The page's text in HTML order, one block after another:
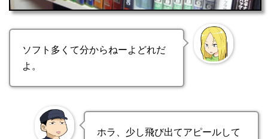
ソフト多くて分からねーよどれだ
よ。
ホラ、少し飛び出てアピールして